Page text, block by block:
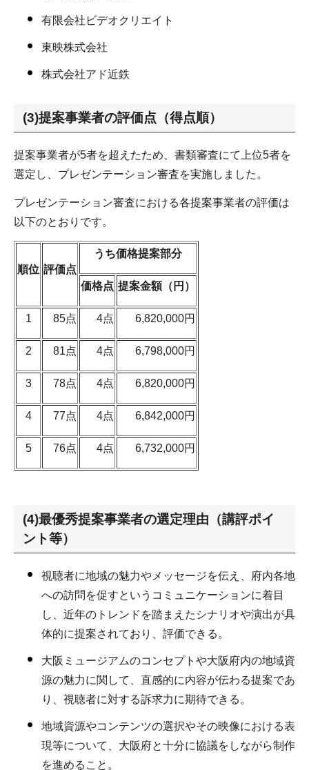
有限会社ビデオクリエイト
東映株式会社
株式会社アド近鉄
(3)提案事業者の評価点（得点順）
提案事業者が5者を超えたため、書類審査にて上位5者を
選定し、プレゼンテーション審査を実施しました。
プレゼンテーション審査における各提案事業者の評価は
以下のとおりです。
順位 評価点
うち価格提案部分
価格点 提案金額（円）
1 85点 4点 6,820,000円
2 81点 4点 6,798,000円
3 78点 4点 6,820,000円
4 77点 4点 6,842,000円
5 76点 4点 6,732,000円
(4)最優秀提案事業者の選定理由（講評ポイ
ント等）
視聴者に地域の魅力やメッセージを伝え、府内各地
への訪問を促すというコミュニケーションに着目
し、近年のトレンドを踏まえたシナリオや演出が具
体的に提案されており、評価できる。
大阪ミュージアムのコンセプトや大阪府内の地域資
源の魅力に関して、直感的に内容が伝わる提案であ
り、視聴者に対する訴求力に期待できる。
地域資源やコンテンツの選択やその映像における表
現等について、大阪府と十分に協議をしながら制作
を進めること。